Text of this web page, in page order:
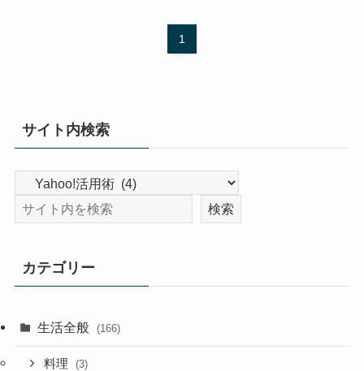
1
サイト内検索
カテゴリー
生活全般 (166)
料理 (3)